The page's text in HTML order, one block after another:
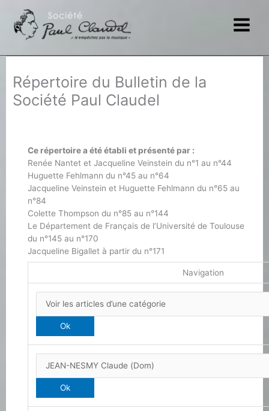
contenu
Répertoire du Bulletin de la
Société Paul Claudel
Ce répertoire a été établi et présenté par :
Renée Nantet et Jacqueline Veinstein du n°1 au n°44
Huguette Fehlmann du n°45 au n°64
Jacqueline Veinstein et Huguette Fehlmann du n°65 au
n°84
Colette Thompson du n°85 au n°144
Le Département de Français de l’Université de Toulouse
du n°145 au n°170
Jacqueline Bigallet à partir du n°171
Navigation